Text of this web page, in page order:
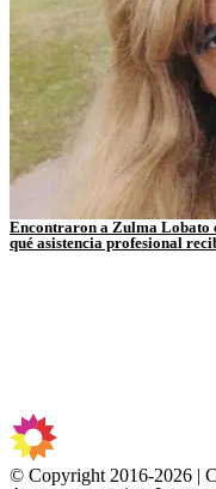
Encontraron a Zulma Lobato
qué asistencia profesional
© Copyright 2016-2026 |